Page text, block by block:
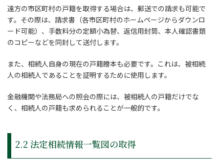
遠方の市区町村の戸籍を取得する場合は、郵送での請求も可能で
す。その際は、請求書（各市区町村のホームページからダウンロ
ード可能）、手数料分の定額小為替、返信用封筒、本人確認書類
のコピーなどを同封して送付します。
また、相続人自身の現在の戸籍謄本も必要です。これは、被相続
人の相続人であることを証明するために使用します。
金融機関や法務局への照会の際には、被相続人の戸籍だけでな
く、相続人の戸籍も求められることが一般的です。
2.2 法定相続情報一覧図の取得